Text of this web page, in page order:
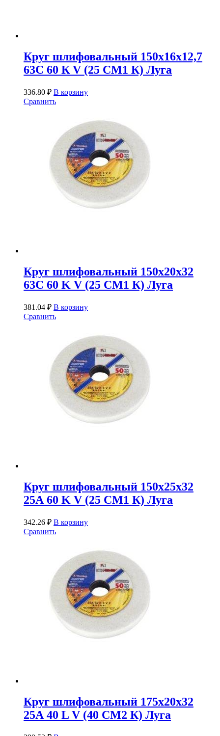
Круг шлифовальный 150х16х12,7
63С 60 К V (25 СМ1 К) Луга
336.80 ₽ В корзину
Сравнить
Круг шлифовальный 150х20х32
63С 60 K V (25 СМ1 К) Луга
381.04 ₽ В корзину
Сравнить
Круг шлифовальный 150х25х32
25А 60 K V (25 СМ1 К) Луга
342.26 ₽ В корзину
Сравнить
Круг шлифовальный 175х20х32
25А 40 L V (40 СМ2 К) Луга